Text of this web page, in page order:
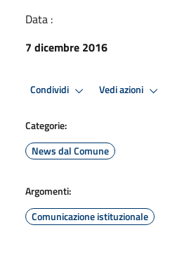
Data :
7 dicembre 2016
Condividi Vedi azioni
Categorie:
News dal Comune
Argomenti:
Comunicazione istituzionale